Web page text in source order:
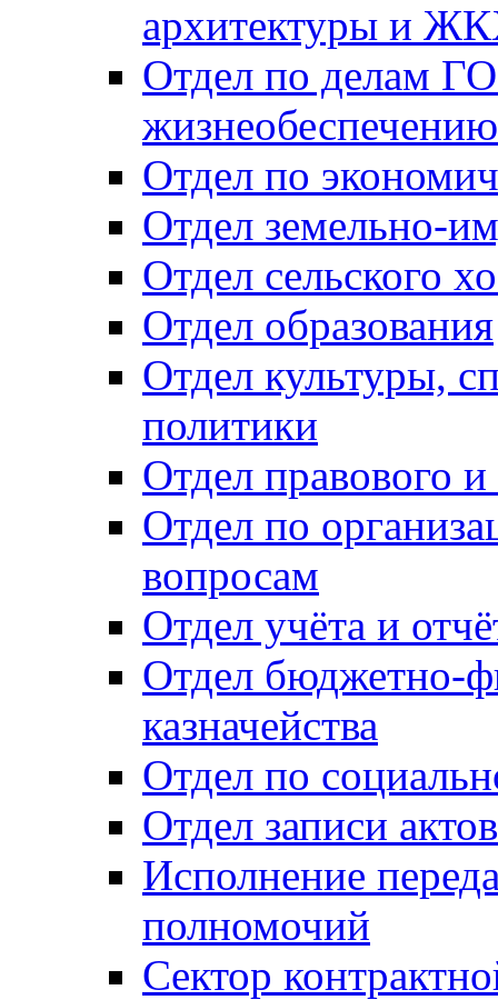
архитектуры и
Отдел по делам
Отдел по
Отдел земельно-
Отдел сельского
Отдел образования
Отдел культуры,
политики
Отдел правового
Отдел по
вопросам
Отдел учёта и
Отдел бюджетно-
казначейства
Отдел по
Отдел записи
Исполнение
полномочий
Сектор